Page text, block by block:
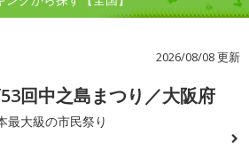
2026/08/08 更新
回中之島まつり／大阪府
最大級の市民祭り